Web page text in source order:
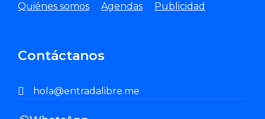
Quiénes somos
Agendas Publicidad
Contáctanos
hola@entradalibre.me